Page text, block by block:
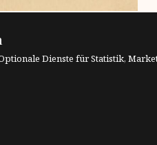
die Grenzen
Ich freue mich über die
Dienste für Statistik,